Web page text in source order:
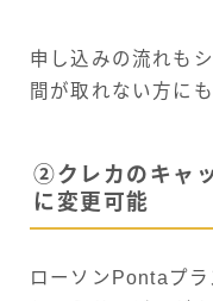
申し込みの流れも
間が取れない方に
②クレカのキャ
に変更可能
ローソンPontaプラ